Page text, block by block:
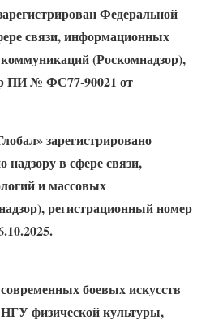
Федеральной
связи, информационных
(Роскомнадзор),
ПИ № ФС77-90021 от
зарегистрировано
в сфере связи,
и массовых
регистрационный номер
боевых искусств
НГУ физической культуры,